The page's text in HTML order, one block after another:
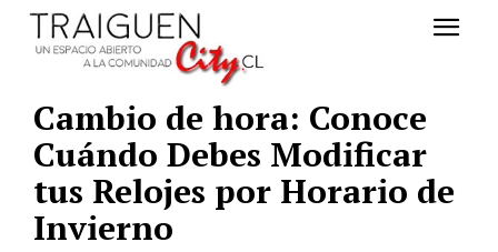
Cambio de hora: Conoce
Cuándo Debes Modificar
tus Relojes por Horario de
Invierno